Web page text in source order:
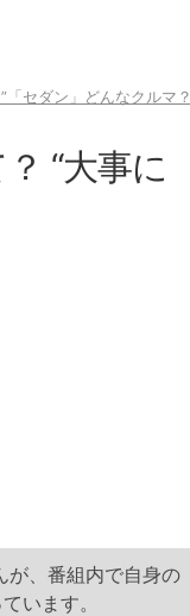
「セダン」どんなクルマ？
“大事に
が、番組内で自身の
います。